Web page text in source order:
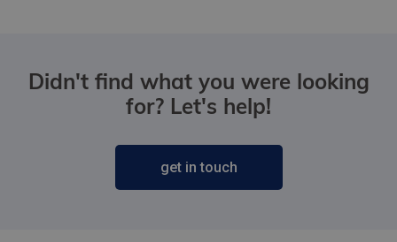
Didn't find what you were looking
for? Let's help!
get in touch